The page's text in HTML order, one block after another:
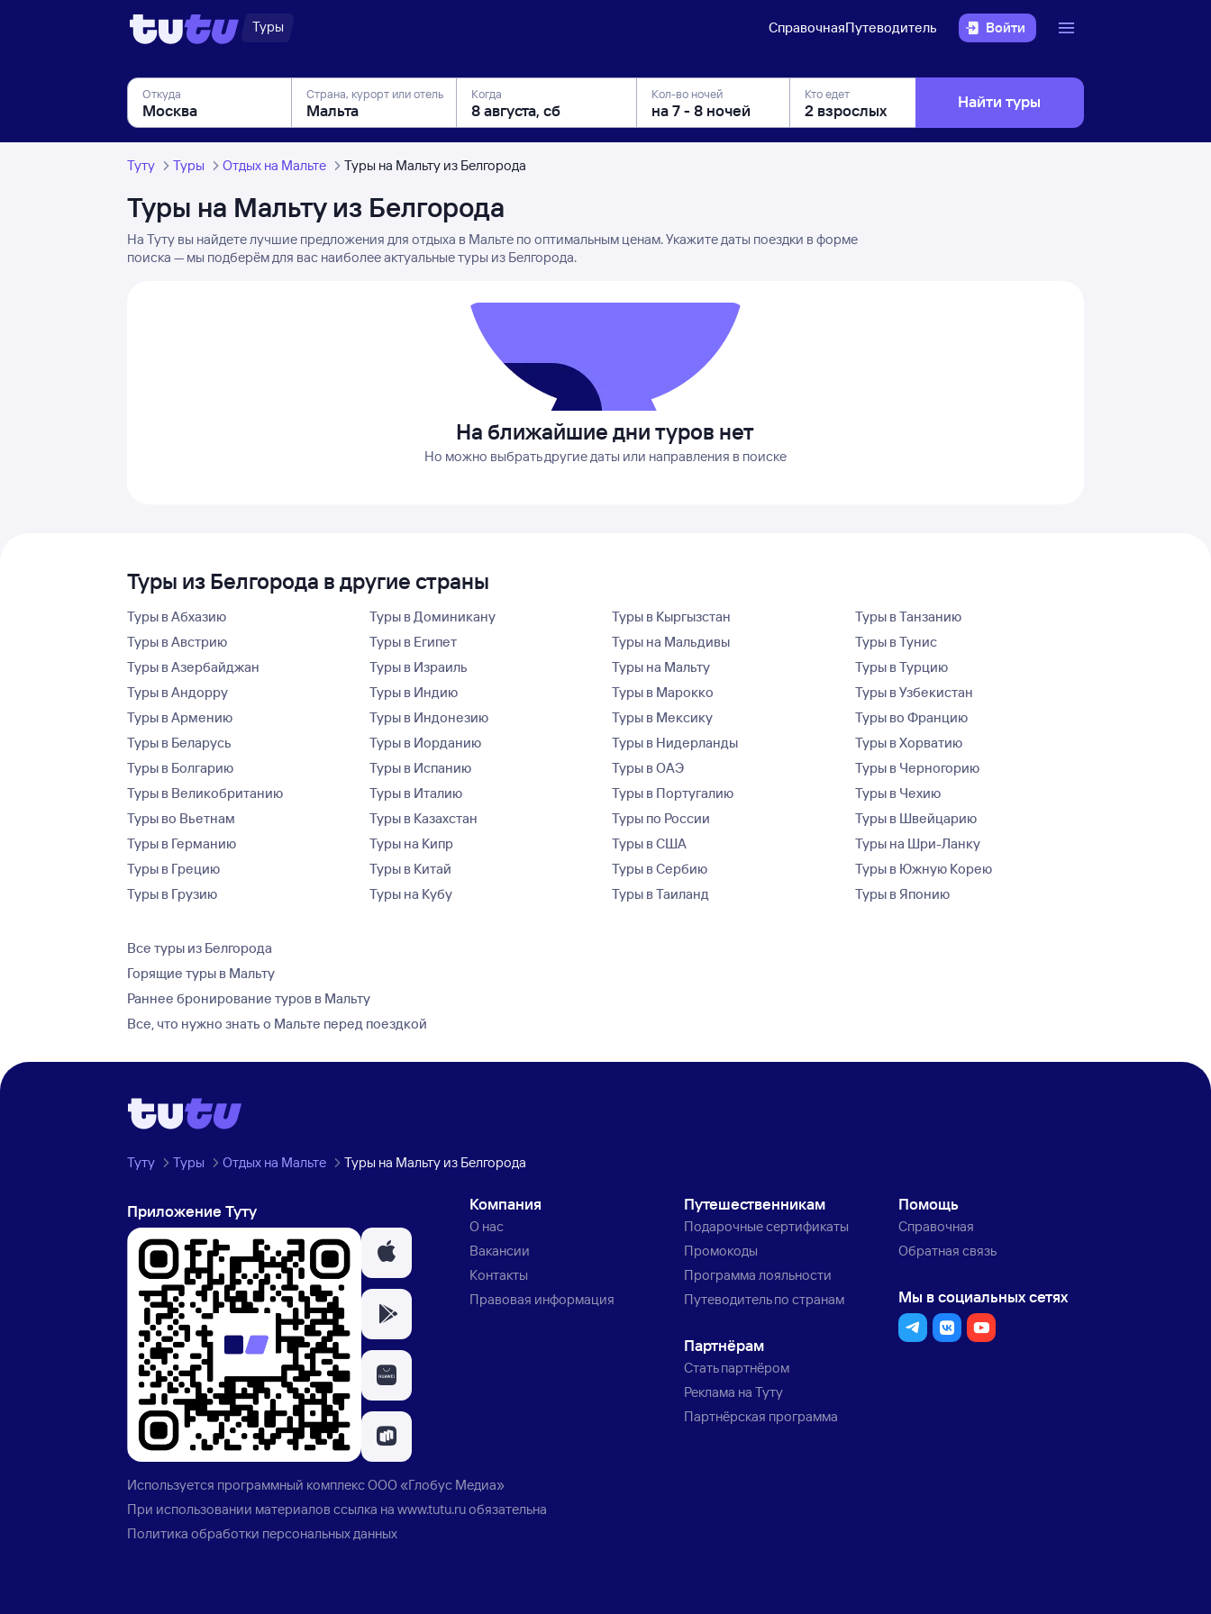
Туры СправочнаяПутеводитель Войти
Откуда Страна, курорт или отель Когда Кол-во ночей Кто едет Найти туры
Туту Туры Отдых на Мальте Туры на Мальту из Белгорода
Туры на Мальту из Белгорода
На Туту вы найдете лучшие предложения для отдыха в Мальте по оптимальным ценам. Укажите даты поездки в форме
поиска — мы подберём для вас наиболее актуальные туры из Белгорода.
На ближайшие дни туров нет
Но можно выбрать другие даты или направления в поиске
Туры из Белгорода в другие страны
Туры в Абхазию
Туры в Австрию
Туры в Азербайджан
Туры в Андорру
Туры в Армению
Туры в Беларусь
Туры в Болгарию
Туры в Великобританию
Туры во Вьетнам
Туры в Германию
Туры в Грецию
Туры в Грузию
Туры в Доминикану
Туры в Египет
Туры в Израиль
Туры в Индию
Туры в Индонезию
Туры в Иорданию
Туры в Испанию
Туры в Италию
Туры в Казахстан
Туры на Кипр
Туры в Китай
Туры на Кубу
Туры в Кыргызстан
Туры на Мальдивы
Туры на Мальту
Туры в Марокко
Туры в Мексику
Туры в Нидерланды
Туры в ОАЭ
Туры в Португалию
Туры по России
Туры в США
Туры в Сербию
Туры в Таиланд
Туры в Танзанию
Туры в Тунис
Туры в Турцию
Туры в Узбекистан
Туры во Францию
Туры в Хорватию
Туры в Черногорию
Туры в Чехию
Туры в Швейцарию
Туры на Шри-Ланку
Туры в Южную Корею
Туры в Японию
Все туры из Белгорода
Горящие туры в Мальту
Раннее бронирование туров в Мальту
Все, что нужно знать о Мальте перед поездкой
Туту Туры Отдых на Мальте Туры на Мальту из Белгорода
Приложение Туту Компания
О нас
Вакансии
Контакты
Правовая информация
Путешественникам
Подарочные сертификаты
Промокоды
Программа лояльности
Путеводитель по странам
Партнёрам
Стать партнёром
Реклама на Туту
Партнёрская программа
Помощь
Справочная
Обратная связь
Мы в социальных сетях
Используется программный комплексООО «Глобус Медиа»
При использовании материалов ссылка наwww.tutu.ruобязательна
Политика обработки персональных данных